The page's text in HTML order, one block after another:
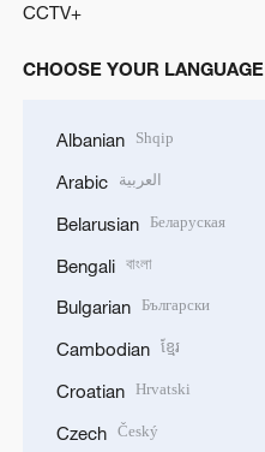
CCTV+
CHOOSE YOUR LANGUAGE
Albanian Shqip
Arabic العربية
Belarusian Беларуская
Bengali বাংলা
Bulgarian Български
Cambodian ខ្មែរ
Croatian Hrvatski
Czech Český